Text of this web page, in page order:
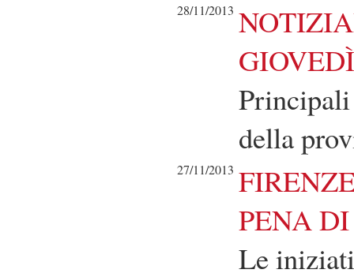
28/11/2013
della
27/11/2013
PENA
Le